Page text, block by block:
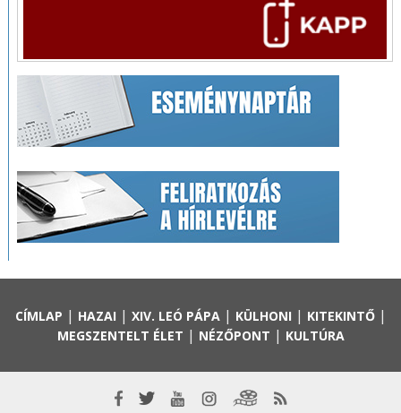
CÍMLAP | HAZAI | XIV. LEÓ PÁPA| KÜLHONI | KITEKINTŐ|
MEGSZENTELT ÉLET | NÉZŐPONT | KULTÚRA